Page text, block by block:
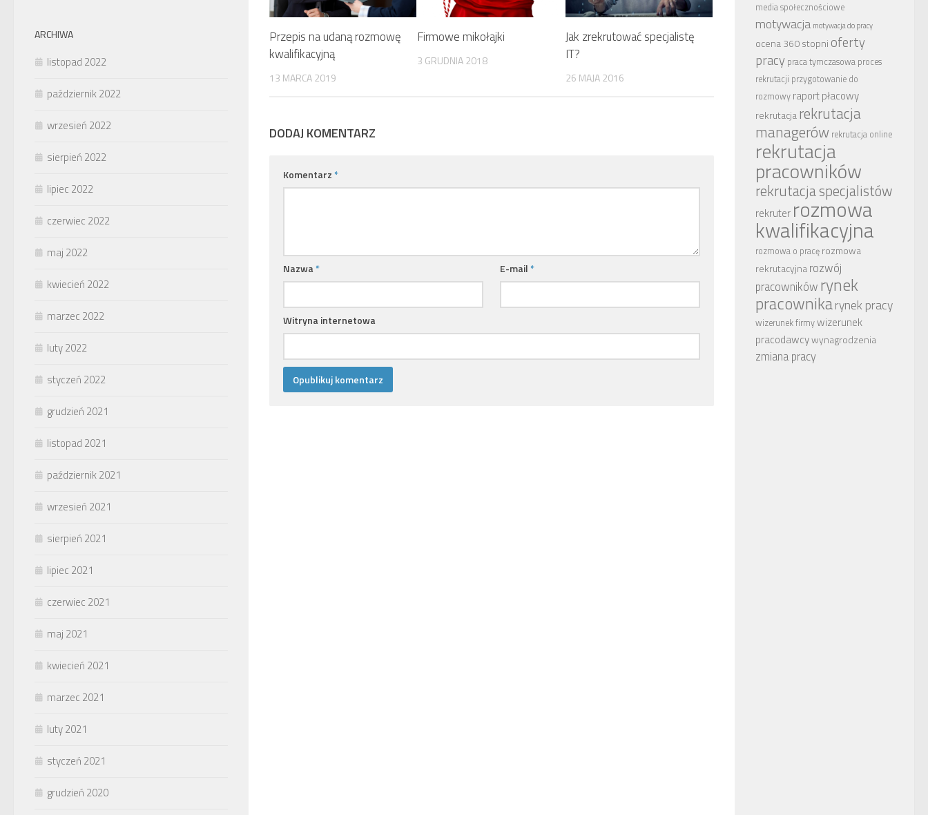
Przepis na udaną rozmowę
kwalifikacyjną
13 MARCA 2019
Firmowe mikołajki
3 GRUDNIA 2018
Jak zrekrutować specjalistę
IT?
26 MAJA 2016
DODAJ KOMENTARZ
Komentarz *
Nazwa * E-mail *
Witryna internetowa
ARCHIWA
listopad 2022
październik 2022
wrzesień 2022
sierpień 2022
lipiec 2022
czerwiec 2022
maj 2022
kwiecień 2022
marzec 2022
luty 2022
styczeń 2022
grudzień 2021
listopad 2021
październik 2021
wrzesień 2021
sierpień 2021
lipiec 2021
czerwiec 2021
maj 2021
kwiecień 2021
marzec 2021
luty 2021
styczeń 2021
grudzień 2020
media społecznościowe
motywacja motywacja do pracy
ocena 360 stopni oferty
pracy praca tymczasowa proces
rekrutacji przygotowanie do
rozmowy raport płacowy
rekrutacjarekrutacja
managerów rekrutacja online
rekrutacja
pracowników
rekrutacja specjalistów
rekruter rozmowa
kwalifikacyjna
rozmowa o pracę rozmowa
rekrutacyjnarozwój
pracowników rynek
pracownikarynek pracy
wizerunek firmywizerunek
pracodawcywynagrodzenia
zmiana pracy